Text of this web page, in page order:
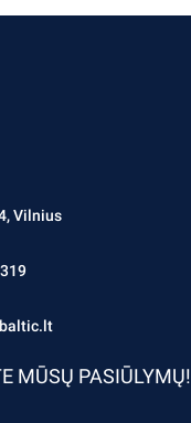
Vilnius
MŪSŲ PASIŪLYMŲ!